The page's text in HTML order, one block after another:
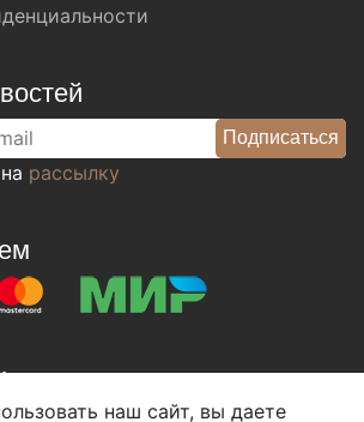
рассылку
наш сайт, вы даете